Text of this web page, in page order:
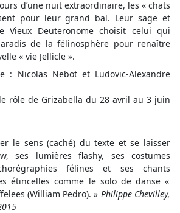
d’une nuit extraordinaire, les « chats
pour leur grand bal. Leur sage et
Vieux Deuteronome choisit celui qui
de la félinosphère pour renaître
« vie Jellicle ».
: Nicolas Nebot et Ludovic-Alexandre
rôle de Grizabella du 28 avril au 3 juin
le sens (caché) du texte et se laisser
ses lumières flashy, ses costumes
félines et ses chants
étincelles comme le solo de danse «
(William Pedro). » Philippe Chevilley,